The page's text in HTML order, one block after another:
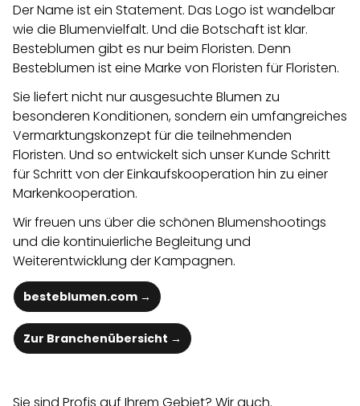
Der Name ist ein Statement. Das Logo ist wandelbar
wie die Blumenvielfalt. Und die Botschaft ist klar.
Besteblumen gibt es nur beim Floristen. Denn
Besteblumen ist eine Marke von Floristen für Floristen.
Sie liefert nicht nur ausgesuchte Blumen zu
besonderen Konditionen, sondern ein umfangreiches
Vermarktungskonzept für die teilnehmenden
Floristen. Und so entwickelt sich unser Kunde Schritt
für Schritt von der Einkaufskooperation hin zu einer
Markenkooperation.
Wir freuen uns über die schönen Blumenshootings
und die kontinuierliche Begleitung und
Weiterentwicklung der Kampagnen.
besteblumen.com →
Zur Branchenübersicht →